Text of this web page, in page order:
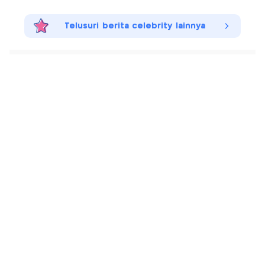
Telusuri berita celebrity lainnya